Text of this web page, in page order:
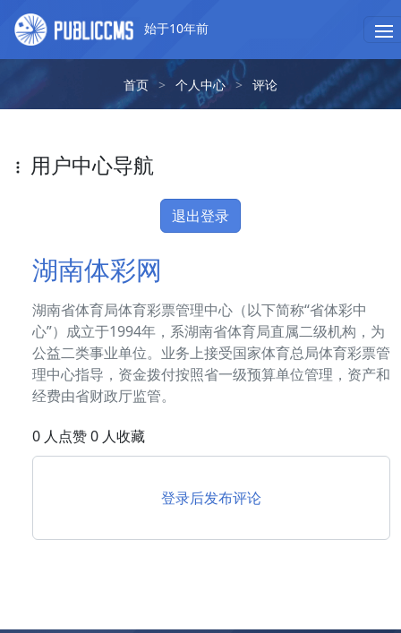
始于10年前
首页 > 个人中心 > 评论
用户中心导航
退出登录
湖南体彩网
湖南省体育局体育彩票管理中心（以下简称“省体彩中
心”）成立于1994年，系湖南省体育局直属二级机构，为
公益二类事业单位。业务上接受国家体育总局体育彩票管
理中心指导，资金拨付按照省一级预算单位管理，资产和
经费由省财政厅监管。
0 人点赞 0 人收藏
登录后发布评论